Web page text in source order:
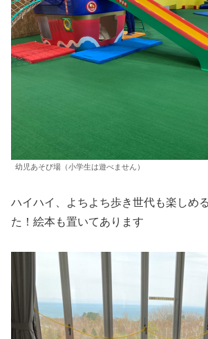
幼児あそび場（小学生は遊べません）
ハイハイ、よちよち歩き世代も楽しめ
た！絵本も置いてあります